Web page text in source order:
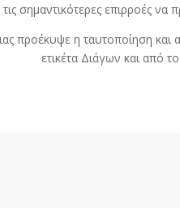
τις σημαντικότερες επιρροές
προέκυψε η ταυτοποίηση και
ετικέτα Διάγων και από